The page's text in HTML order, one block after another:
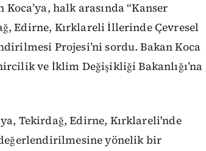
halk arasında “Kanser
Edirne, Kırklareli İllerinde Çevresel
Projesi’ni sordu. Bakan Koca
ve İklim Değişikliği Bakanlığı’na
Tekirdağ, Edirne, Kırklareli'nde
yönelik bir